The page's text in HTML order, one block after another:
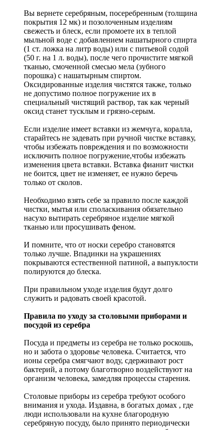
Вы вернете серебряным, посеребренным (толщина
покрытия 12 мк) и позолоченным изделиям
свежесть и блеск, если промоете их в теплой
мыльной воде с добавлением нашатырного спирта
(1 ст. ложка на литр воды) или с питьевой содой
(50 г. на 1 л. воды), после чего прочистите мягкой
тканью, смоченной смесью мела (зубного
порошка) с нашатырным спиртом.
Оксидированные изделия чистятся также, только
не допустимо полное погружение их в
специальный чистящий раствор, так как черный
оксид станет тусклым и грязно-серым.
Если изделие имеет вставки из жемчуга, коралла,
старайтесь не задевать при ручной чистке вставку,
чтобы избежать повреждения и по возможности
исключить полное погружение,чтобы избежать
изменения цвета вставки. Вставка фианит чистки
не боится, цвет не изменяет, ее нужно беречь
только от сколов.
Необходимо взять себе за правило после каждой
чистки, мытья или споласкивания обязательно
насухо вытирать серебряное изделие мягкой
тканью или просушивать феном.
И помните, что от носки серебро становятся
только лучше. Впадинки на украшениях
покрываются естественной патиной, а выпуклости
полируются до блеска.
При правильном уходе изделия будут долго
служить и радовать своей красотой.
Правила по уходу за столовыми приборами и
посудой из серебра
Посуда и предметы из серебра не только роскошь,
но и забота о здоровье человека. Считается, что
ионы серебра смягчают воду, сдерживают рост
бактерий, а потому благотворно воздействуют на
организм человека, замедляя процессы старения.
Столовые приборы из серебра требуют особого
внимания и ухода. Издавна, в богатых домах , где
люди использовали на кухне благородную
серебряную посуду, было принято периодически